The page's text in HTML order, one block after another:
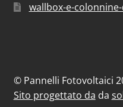
wallbox-e-
© Pannelli Fotovoltaici
Sito progettato da da